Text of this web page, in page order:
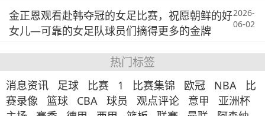
金正恩观看赴韩夺冠的女足比赛，祝愿朝鲜的好
女儿—可靠的女足队球员们摘得更多的金牌
2026-
06-02
热门标签
消息资讯 足球 比赛 1 比赛集锦 欧冠 NBA
比
赛录像
篮球 CBA 球员 观点评论 意甲
亚洲杯